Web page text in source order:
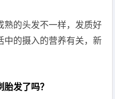
熟的头发不一样，发质好
中的摄入的营养有关，新
胎发了吗？